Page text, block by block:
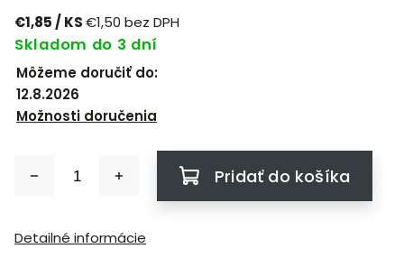
€1,85 / KS€1,50 bez DPH
Skladom do 3 dní
Môžeme doručiť do:
12.8.2026
Možnosti doručenia
Pridať do košíka
Detailné informácie